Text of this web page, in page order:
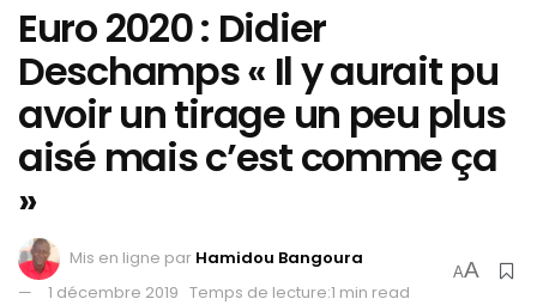
Euro 2020 : Didier
Deschamps « Il y aurait pu
avoir un tirage un peu plus
aisé mais c’est comme ça
»
Mis en ligne par Hamidou Bangoura
1 décembre 2019 Temps de lecture:1 min read
AA